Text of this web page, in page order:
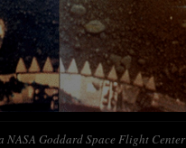
Goddard Space Flight Center